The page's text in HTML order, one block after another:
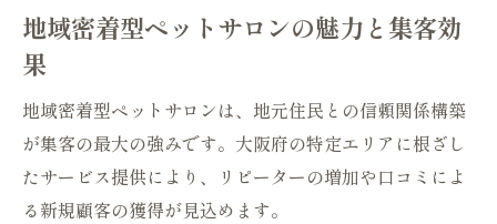
ペットサロン集客に効くホームページ運用
術
SEO対策がペットサロン集客に役立つ理由
写真や口コミ活用でホームページを強化
ペットサロンの魅力を伝えるデザインの工
地域密着型ペットサロンの魅力と集客効
果
地域密着型ペットサロンは、地元住民との信頼関係構築
が集客の最大の強みです。大阪府の特定エリアに根ざし
たサービス提供により、リピーターの増加や口コミによ
る新規顧客の獲得が見込めます。